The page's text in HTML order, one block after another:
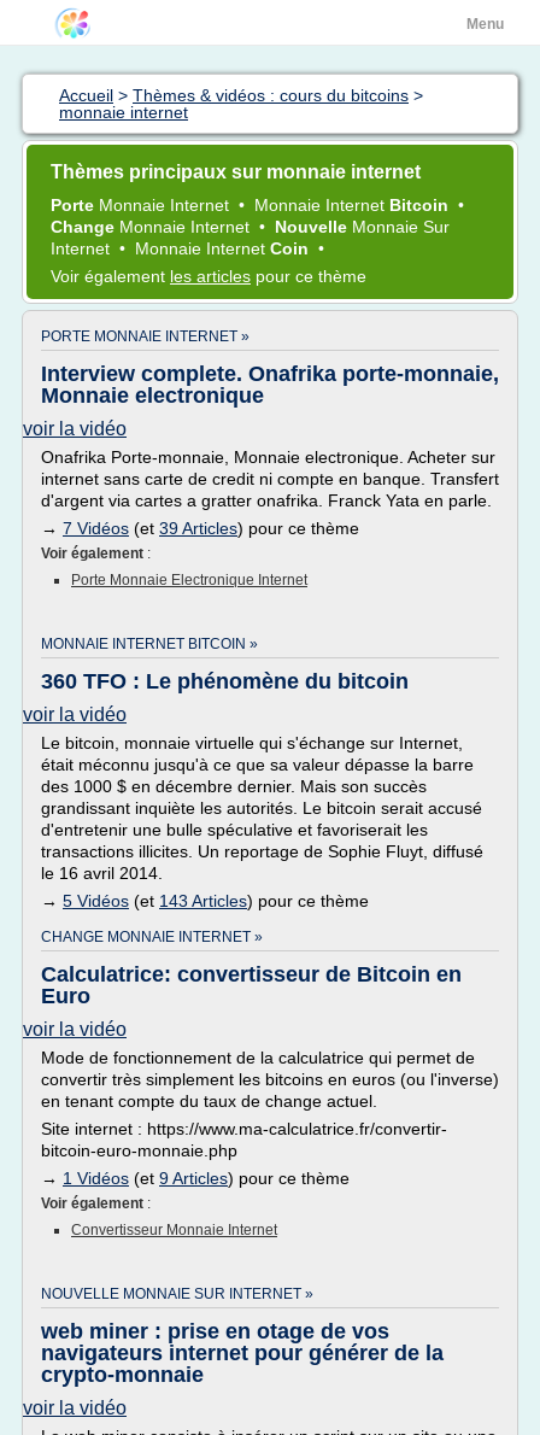
Menu
Accueil > Thèmes & vidéos : cours du bitcoins >
monnaie internet
Thèmes principaux sur monnaie internet
Porte Monnaie Internet • Monnaie Internet Bitcoin •
Change Monnaie Internet • Nouvelle Monnaie Sur
Internet • Monnaie Internet Coin •
Voir également les articles pour ce thème
PORTE MONNAIE INTERNET »
Interview complete. Onafrika porte-monnaie,
Monnaie electronique
voir la vidéo
Onafrika Porte-monnaie, Monnaie electronique. Acheter sur
internet sans carte de credit ni compte en banque. Transfert
d'argent via cartes a gratter onafrika. Franck Yata en parle.
→ 7 Vidéos (et 39 Articles) pour ce thème
Voir également :
Porte Monnaie Electronique Internet
MONNAIE INTERNET BITCOIN »
360 TFO : Le phénomène du bitcoin
voir la vidéo
Le bitcoin, monnaie virtuelle qui s'échange sur Internet,
était méconnu jusqu'à ce que sa valeur dépasse la barre
des 1000 $ en décembre dernier. Mais son succès
grandissant inquiète les autorités. Le bitcoin serait accusé
d'entretenir une bulle spéculative et favoriserait les
transactions illicites. Un reportage de Sophie Fluyt, diffusé
le 16 avril 2014.
→ 5 Vidéos (et 143 Articles) pour ce thème
CHANGE MONNAIE INTERNET »
Calculatrice: convertisseur de Bitcoin en
Euro
voir la vidéo
Mode de fonctionnement de la calculatrice qui permet de
convertir très simplement les bitcoins en euros (ou l'inverse)
en tenant compte du taux de change actuel.
Site internet : https://www.ma-calculatrice.fr/convertir-
bitcoin-euro-monnaie.php
→ 1 Vidéos (et 9 Articles) pour ce thème
Voir également :
Convertisseur Monnaie Internet
NOUVELLE MONNAIE SUR INTERNET »
web miner : prise en otage de vos
navigateurs internet pour générer de la
crypto-monnaie
voir la vidéo